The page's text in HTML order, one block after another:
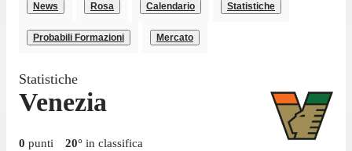
News Rosa Calendario Statistiche
Probabili Formazioni Mercato
Statistiche
Venezia
0 punti 20° in classifica